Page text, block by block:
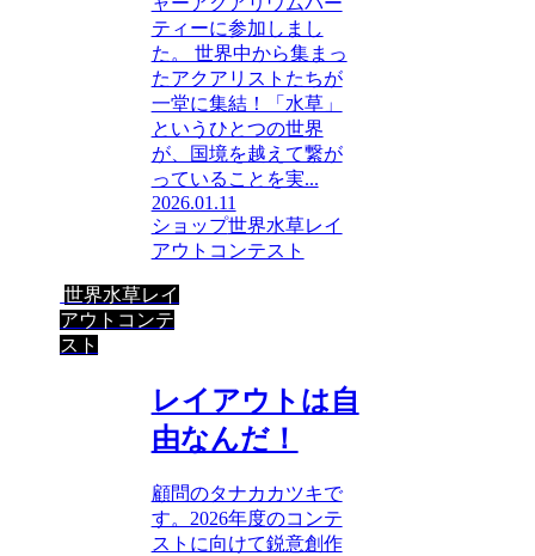
ティーに参加しまし
た。 世界中から集まっ
たアクアリストたちが
一堂に集結！「水草」
というひとつの世界
が、国境を越えて繋が
っていることを実...
2026.01.11
ショップ世界水草レイ
アウトコンテスト
世界水草レイ
アウトコンテ
スト
レイアウトは自
由なんだ！
顧問のタナカカツキで
す。2026年度のコンテ
ストに向けて鋭意創作